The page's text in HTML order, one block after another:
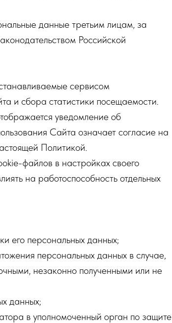
данные третьим лицам, за
Российской
сервисом
и сбора статистики посещаемости.
уведомление об
Сайта означает согласие на
Политикой.
файлов в настройках своего
на работоспособность отдельных
его персональных данных;
персональных данных в случае,
незаконно полученными или не
данных;
в уполномоченный орган по защите